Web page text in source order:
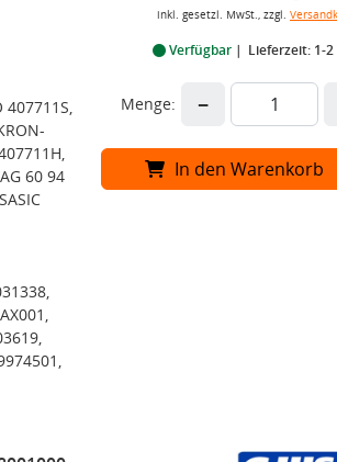
407711S,
60 94
inkl. gesetzl. MwSt., zzgl.
Verfügbar Lieferzeit: 1-2
Menge: −
In den Warenkorb